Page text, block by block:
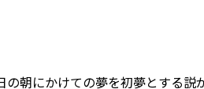
朝にかけての夢を初夢とする